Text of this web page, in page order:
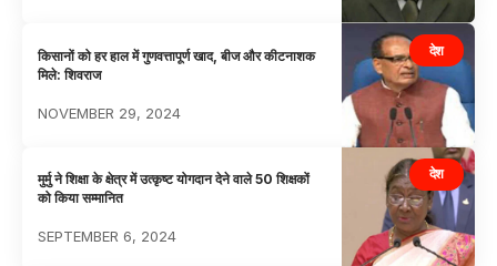
देश
किसानों को हर हाल में गुणवत्तापूर्ण खाद, बीज और कीटनाशक
मिले: शिवराज
NOVEMBER 29, 2024
देश
मुर्मु ने शिक्षा के क्षेत्र में उत्कृष्ट योगदान देने वाले 50 शिक्षकों
को किया सम्मानित
SEPTEMBER 6, 2024